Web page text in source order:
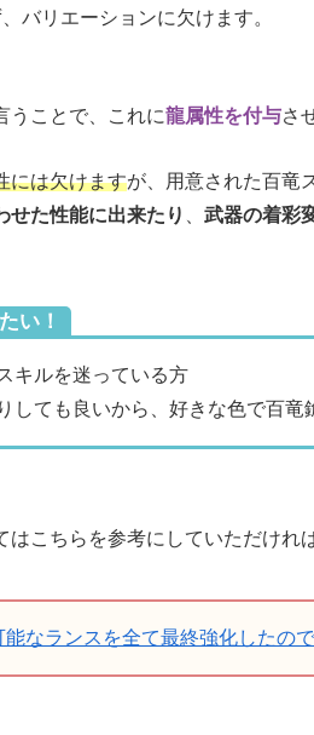
バリエーションに欠けます。
うことで、これに龍属性を付与さ
には欠けますが、用意された百竜
せた性能に出来たり 武器の着彩
い！
キルを迷っている方
しても良いから、好きな色で百
こちらを参考にしていただけれ
能なランスを全て最終強化したの